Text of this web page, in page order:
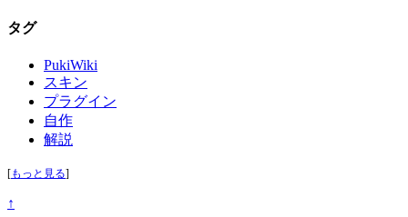
タグ
PukiWiki
スキン
プラグイン
自作
解説
[もっと見る]
↑